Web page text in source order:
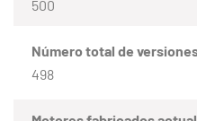
500
Número total de
498